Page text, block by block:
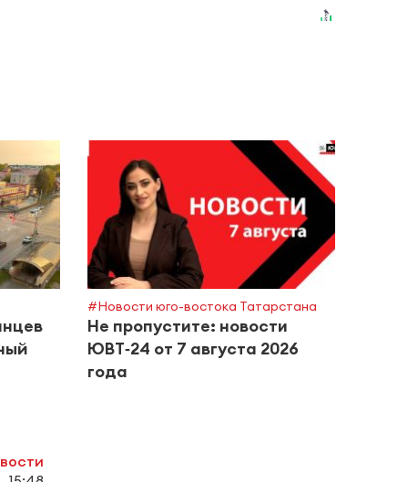
#Новости юго-востока Татарстана
Не пропустите: новости
ЮВТ‑24 от 7 августа 2026
года